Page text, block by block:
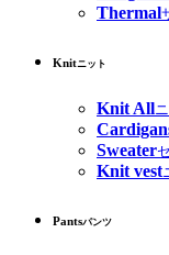
Thermal
Knitニット
Knit All
Sweater
Knit vest
Pantsパンツ